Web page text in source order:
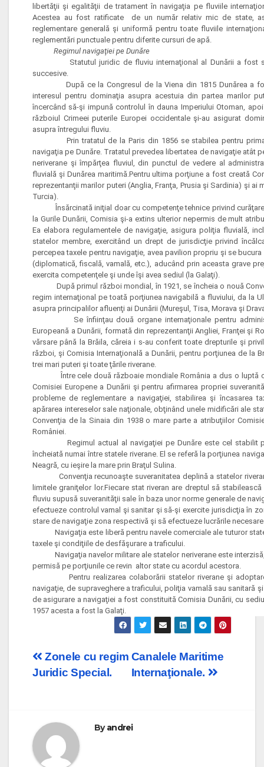
libertăţii şi egalităţii de tratament în navigaţia pe fluviile
Acestea au fost ratificate de un număr relativ mic de state,
reglementare generală şi uniformă pentru toate fluviile
reglementări punctuale pentru diferite cursuri de apă.
Regimul navigaţiei pe Dunăre
Statutul juridic de fluviu internaţional al Dunării a fost
succesive.
După ce la Congresul de la Viena din 1815 Dunărea a
interesul pentru dominaţia asupra acestuia din partea marilor
încercând să-şi impună controlul în dauna Imperiului Otoman,
războiul Crimeei puterile Europei occidentale şi-au asigurat
asupra întregului fluviu.
Prin tratatul de la Paris din 1856 se stabilea pentru prima
navigaţia pe Dunăre. Tratatul prevedea libertatea de navigaţie atât
neriverane şi împărţea fluviul, din punctul de vedere al
fluvială şi Dunărea maritimă.Pentru ultima porţiune a fost creată
reprezentanţii marilor puteri (Anglia, Franţa, Prusia şi Sardinia) şi ai
Turcia).
Însărcinată iniţial doar cu competenţe tehnice privind
la Gurile Dunării, Comisia şi-a extins ulterior nepermis de mult
Ea elabora regulamentele de navigaţie, asigura poliţia fluvială,
statelor membre, exercitând un drept de jurisdicţie privind
percepea taxele pentru navigaţie, avea pavilion propriu şi se
(diplomatică, fiscală, vamală, etc.), aducând prin aceasta grave
exercita competenţele şi unde îşi avea sediul (la Galaţi).
După primul război mondial, în 1921, se încheia o nouă
regim internaţional pe toată porţiunea navigabilă a fluviului, da la
asupra principalilor afluenţi ai Dunării (Mureşul, Tisa, Morava şi
Se înfiinţau două organe internaţionale pentru
Europeană a Dunării, formată din reprezentanţii Angliei, Franţei şi
vărsare până la Brăila, căreia i s-au conferit toate drepturile şi
război, şi Comisia Internaţională a Dunării, pentru porţiunea de la
trei mari puteri şi toate ţările riverane.
Între cele două războaie mondiale România a dus o luptă
Comisiei Europene a Dunării şi pentru afirmarea propriei
probleme de reglementare a navigaţiei, stabilirea şi încasarea
apărarea intereselor sale naţionale, obţinând unele midificări ale
Convenţia de la Sinaia din 1938 o mare parte a atribuţiilor
României.
Regimul actual al navigaţiei pe Dunăre este cel stabilit
încheiată numai între statele riverane. El se referă la porţiunea
Neagră, cu ieşire la mare prin Braţul Sulina.
Convenţia recunoaşte suveranitatea deplină a statelor
limitele graniţelor lor.Fiecare stat riveran are dreptul să
fluviu supusă suveranităţii sale în baza unor norme generale de
efectueze controlul vamal şi sanitar şi să-şi exercite jurisdicţia în
stare de navigaţie zona respectivă şi să efectueze lucrările
Navigaţia este liberă pentru navele comerciale ale tuturor
taxele şi condiţiile de desfăşurare a traficului.
Navigaţia navelor militare ale statelor neriverane este interzisă,
permisă pe porţiunile ce revin altor state cu acordul acestora.
Pentru realizarea colaborării statelor riverane şi
navigaţie, de supraveghere a traficului, poliţia vamală sau sanitară
de asigurare a navigaţiei a fost constituită Comisia Dunării, cu
1957 acesta a fost la Galaţi.
Post
navigation
Canalele Maritime
Internaţionale.
Zonele cu regim
Juridic Special.
Byandrei